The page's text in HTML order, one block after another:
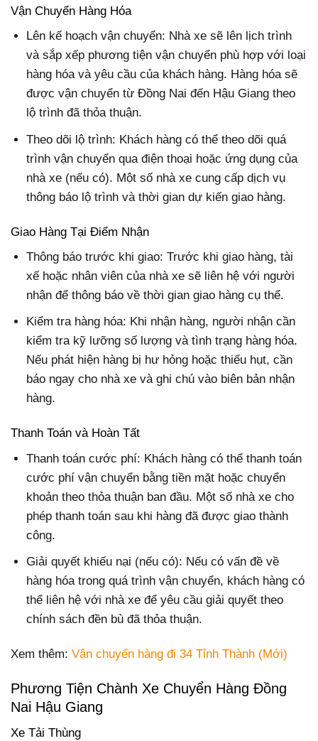
Vận Chuyển Hàng Hóa
Lên kế hoạch vận chuyển: Nhà xe sẽ lên lịch trình
và sắp xếp phương tiện vận chuyển phù hợp với loại
hàng hóa và yêu cầu của khách hàng. Hàng hóa sẽ
được vận chuyển từ Đồng Nai đến Hậu Giang theo
lộ trình đã thỏa thuận.
Theo dõi lộ trình: Khách hàng có thể theo dõi quá
trình vận chuyển qua điện thoại hoặc ứng dụng của
nhà xe (nếu có). Một số nhà xe cung cấp dịch vụ
thông báo lộ trình và thời gian dự kiến giao hàng.
Giao Hàng Tại Điểm Nhận
Thông báo trước khi giao: Trước khi giao hàng, tài
xế hoặc nhân viên của nhà xe sẽ liên hệ với người
nhận để thông báo về thời gian giao hàng cụ thể.
Kiểm tra hàng hóa: Khi nhận hàng, người nhận cần
kiểm tra kỹ lưỡng số lượng và tình trạng hàng hóa.
Nếu phát hiện hàng bị hư hỏng hoặc thiếu hụt, cần
báo ngay cho nhà xe và ghi chú vào biên bản nhận
hàng.
Thanh Toán và Hoàn Tất
Thanh toán cước phí: Khách hàng có thể thanh toán
cước phí vận chuyển bằng tiền mặt hoặc chuyển
khoản theo thỏa thuận ban đầu. Một số nhà xe cho
phép thanh toán sau khi hàng đã được giao thành
công.
Giải quyết khiếu nại (nếu có): Nếu có vấn đề về
hàng hóa trong quá trình vận chuyển, khách hàng có
thể liên hệ với nhà xe để yêu cầu giải quyết theo
chính sách đền bù đã thỏa thuận.
Xem thêm: Vận chuyển hàng đi 34 Tỉnh Thành (Mới)
Phương Tiện Chành Xe Chuyển Hàng Đồng
Nai Hậu Giang
Xe Tải Thùng